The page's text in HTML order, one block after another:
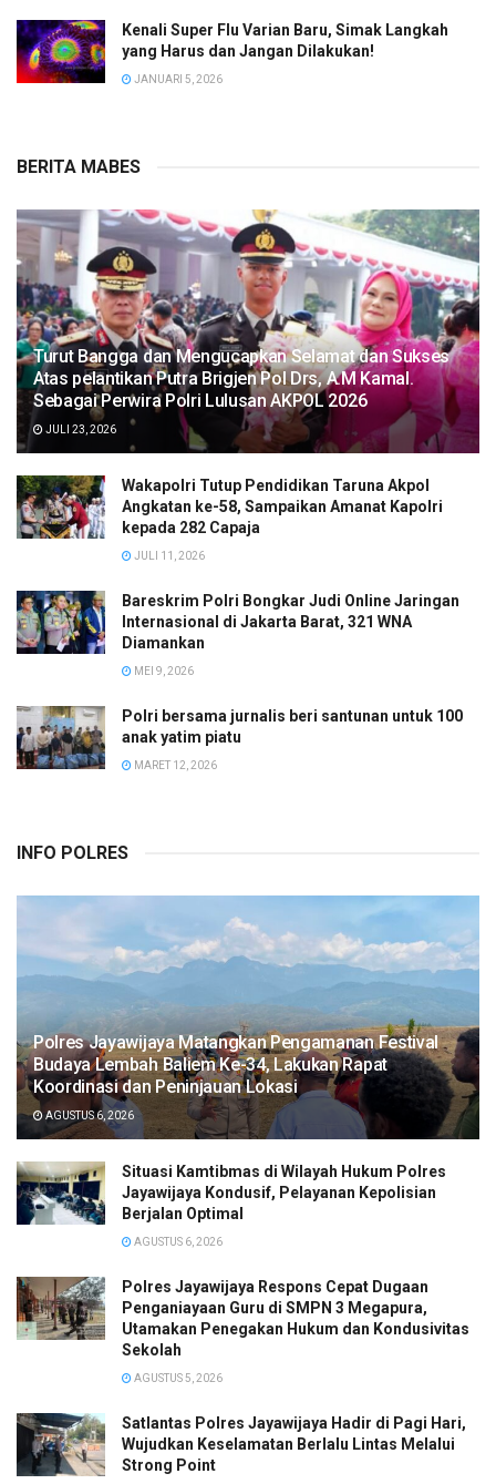
Kenali Super Flu Varian Baru, Simak Langkah
yang Harus dan Jangan Dilakukan!
JANUARI 5, 2026
BERITA MABES
Turut Bangga dan Mengucapkan Selamat dan Sukses
Atas pelantikan Putra Brigjen Pol Drs, A.M Kamal.
Sebagai Perwira Polri Lulusan AKPOL 2026
JULI 23, 2026
Wakapolri Tutup Pendidikan Taruna Akpol
Angkatan ke-58, Sampaikan Amanat Kapolri
kepada 282 Capaja
JULI 11, 2026
Bareskrim Polri Bongkar Judi Online Jaringan
Internasional di Jakarta Barat, 321 WNA
Diamankan
MEI 9, 2026
Polri bersama jurnalis beri santunan untuk 100
anak yatim piatu
MARET 12, 2026
INFO POLRES
Polres Jayawijaya Matangkan Pengamanan Festival
Budaya Lembah Baliem Ke-34, Lakukan Rapat
Koordinasi dan Peninjauan Lokasi
AGUSTUS 6, 2026
Situasi Kamtibmas di Wilayah Hukum Polres
Jayawijaya Kondusif, Pelayanan Kepolisian
Berjalan Optimal
AGUSTUS 6, 2026
Polres Jayawijaya Respons Cepat Dugaan
Penganiayaan Guru di SMPN 3 Megapura,
Utamakan Penegakan Hukum dan Kondusivitas
Sekolah
AGUSTUS 5, 2026
Satlantas Polres Jayawijaya Hadir di Pagi Hari,
Wujudkan Keselamatan Berlalu Lintas Melalui
Strong Point